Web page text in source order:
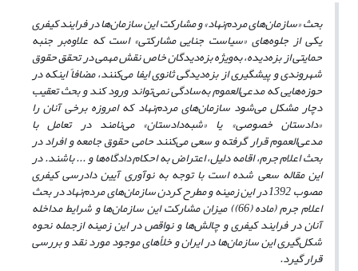
بحث «سازما‌ن‌های مردم‌نهاد» و مشارکت این سازمان‌ها در فرایند کیفری
یکی از جلوه‌های «سیاست جنایی مشارکتی» است که علاوه‌بر جنبه
حمایتی از بزه‌دیده، به‌ویژه بزه‌دیدگان خاص نقش مهمی در تحقق حقوق
شهروندی و پیشگیری از بزه‌دیدگی ثانوی ایفا می‌کنند، مضافاً اینکه در
حوزه‌هایی که مدعی‌العموم به‌سادگی نمی‌تواند ورود کند و بحث تعقیب
دچار مشکل می‌شود سازمان‌های مردم‌نهاد که امروزه برخی آنان را
«دادستان خصوصی» یا «شبه‌دادستان» می‌نامند در تعامل با
مدعی‌العموم قرار گرفته و سعی می‌کنند حامی حقوق جامعه و افراد در
بحث اعلام جرم، اقامه دلیل، اعتراض به احکام دادگاه‌ها و ... باشند. در
این مقاله سعی شده است با توجه به نوآوری آیین دادرسی کیفری
مصوب 1392 در این زمینه و مطرح کردن سازمان‌های مردم‌نهاد در بحث
اعلام جرم (ماده (66)) میزان مشارکت این سازمان‌ها و شرایط مداخله
آنان در فرایند کیفری و چالش‌ها و نواقص در این زمینه ازجمله نحوه
شکل‌گیری این سازمان‌ها در ایران و خلأهای موجود مورد نقد و بررسی
قرار گیرد.